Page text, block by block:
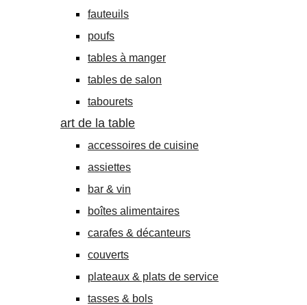
fauteuils
poufs
tables à manger
tables de salon
tabourets
art de la table
accessoires de cuisine
assiettes
bar & vin
boîtes alimentaires
carafes & décanteurs
couverts
plateaux & plats de service
tasses & bols